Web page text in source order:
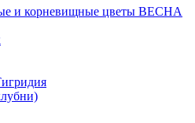
и корневищные цветы ВЕСНА